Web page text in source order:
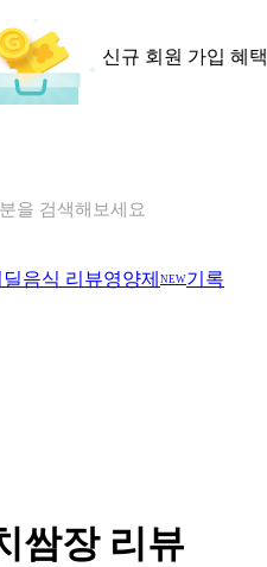
신규 회원 가입 혜
을 검색해보세요
음식 리뷰영양제 NEW기록
쌈장 리뷰